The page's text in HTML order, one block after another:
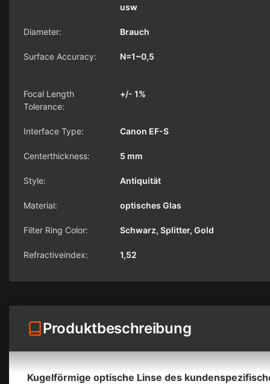
usw
Diameter: Brauch
Surface Accuracy: N=1~0,5
Focal Length
Tolerance:
+/- 1%
Interface Type: Canon EF-S
Centerthickness: 5 mm
Style: Antiquität
Material: optisches Glas
Filter Ring Color: Schwarz, Splitter, Gold
Refractiveindex: 1,52
Produktbeschreibung
Kugelförmige optische Linse des